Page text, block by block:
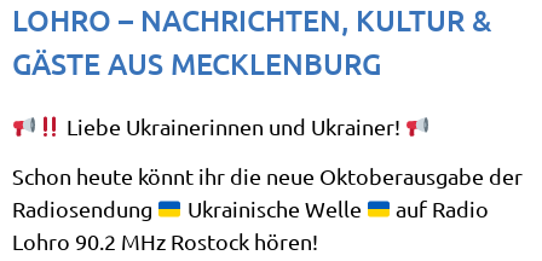
LOHRO – NACHRICHTEN, KULTUR &
GÄSTE AUS MECKLENBURG
Liebe Ukrainerinnen und Ukrainer!
Schon heute könnt ihr die neue Oktoberausgabe der
Radiosendung
Ukrainische Welle
auf Radio
Lohro 90.2 MHz Rostock hören!